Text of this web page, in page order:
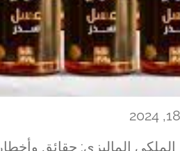
الملكي الماليزي: حقائق وأخطار